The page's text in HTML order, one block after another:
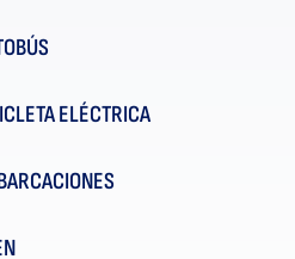
ELÉCTRICA